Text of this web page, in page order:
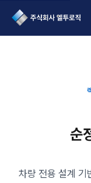
L2Logic 1onetake
순
차량 전용 설계